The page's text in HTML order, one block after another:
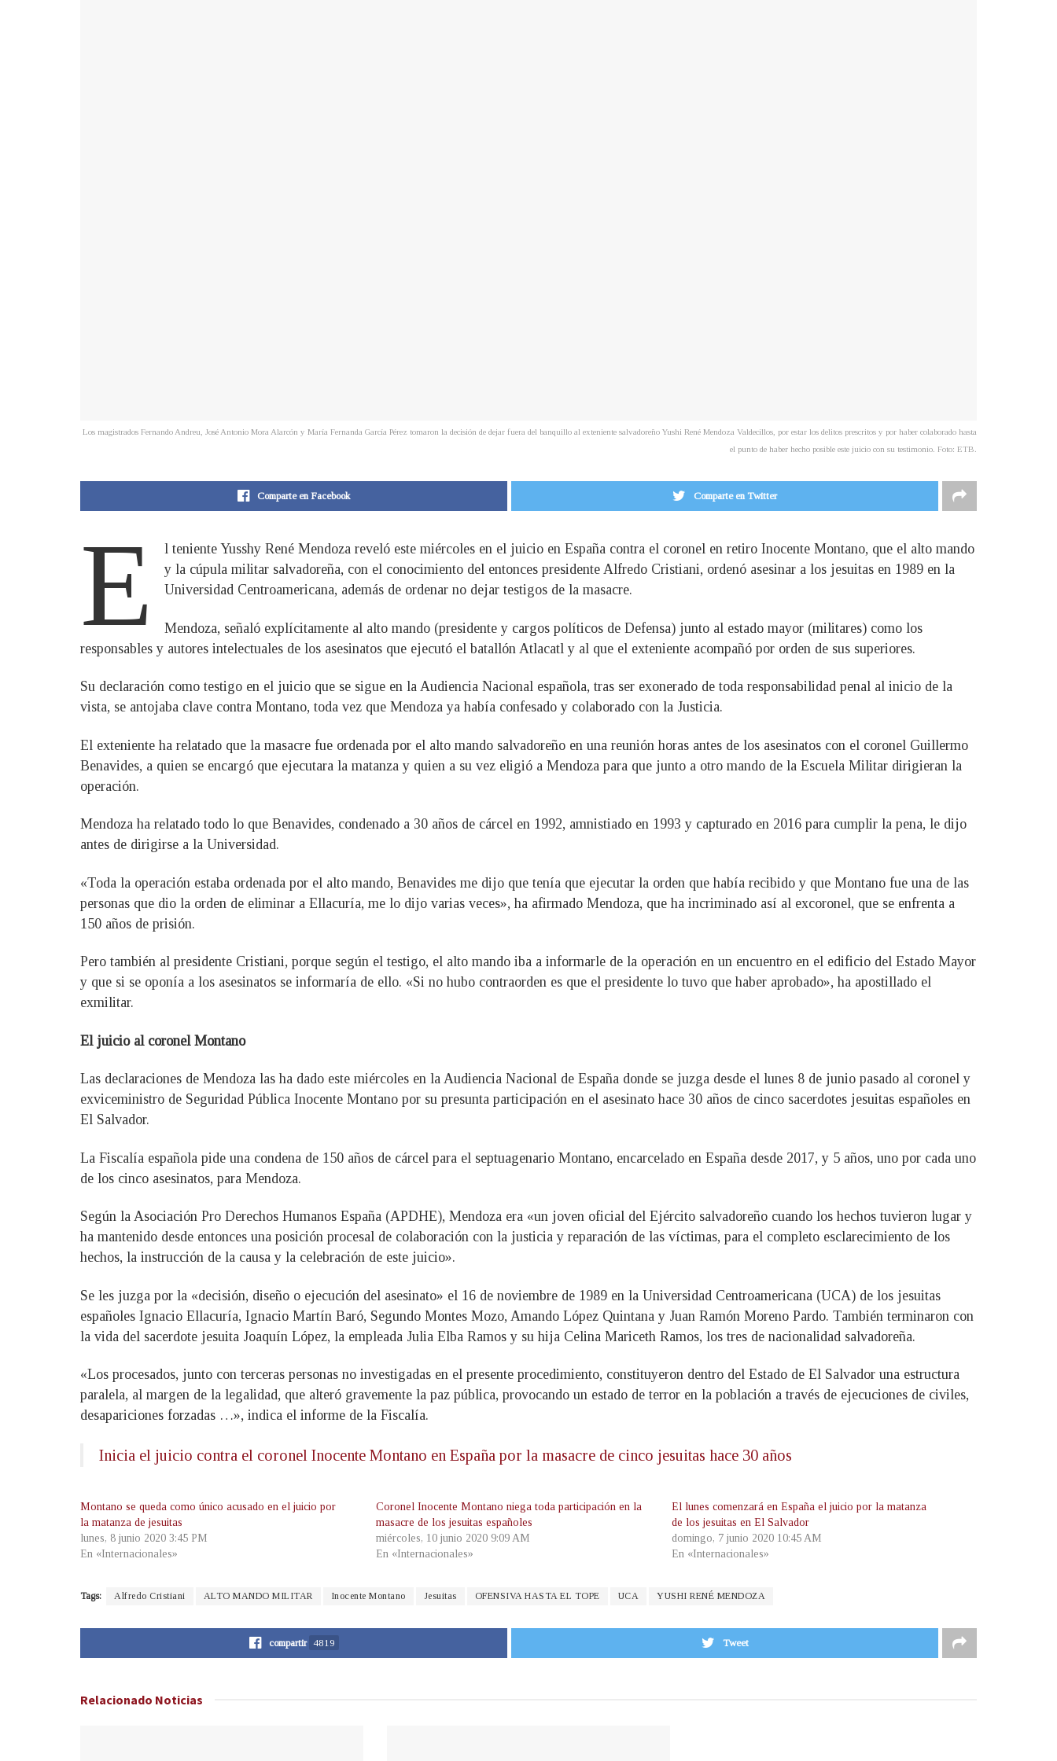
Los magistrados Fernando Andreu, José Antonio Mora Alarcón y María Fernanda García Pérez tomaron la decisión de dejar fuera del banquillo al exteniente salvadoreño Yushi René Mendoza Valdecillos, por estar los delitos prescritos y por haber colaborado hasta
el punto de haber hecho posible este juicio con su testimonio. Foto: ETB.
Comparte en Facebook Comparte en Twitter
E
l teniente Yusshy René Mendoza reveló este miércoles en el juicio en España contra el coronel en retiro Inocente Montano, que el alto mando
y la cúpula militar salvadoreña, con el conocimiento del entonces presidente Alfredo Cristiani, ordenó asesinar a los jesuitas en 1989 en la
Universidad Centroamericana, además de ordenar no dejar testigos de la masacre.
Mendoza, señaló explícitamente al alto mando (presidente y cargos políticos de Defensa) junto al estado mayor (militares) como los
responsables y autores intelectuales de los asesinatos que ejecutó el batallón Atlacatl y al que el exteniente acompañó por orden de sus superiores.
Su declaración como testigo en el juicio que se sigue en la Audiencia Nacional española, tras ser exonerado de toda responsabilidad penal al inicio de la
vista, se antojaba clave contra Montano, toda vez que Mendoza ya había confesado y colaborado con la Justicia.
El exteniente ha relatado que la masacre fue ordenada por el alto mando salvadoreño en una reunión horas antes de los asesinatos con el coronel Guillermo
Benavides, a quien se encargó que ejecutara la matanza y quien a su vez eligió a Mendoza para que junto a otro mando de la Escuela Militar dirigieran la
operación.
Mendoza ha relatado todo lo que Benavides, condenado a 30 años de cárcel en 1992, amnistiado en 1993 y capturado en 2016 para cumplir la pena, le dijo
antes de dirigirse a la Universidad.
«Toda la operación estaba ordenada por el alto mando, Benavides me dijo que tenía que ejecutar la orden que había recibido y que Montano fue una de las
personas que dio la orden de eliminar a Ellacuría, me lo dijo varias veces», ha afirmado Mendoza, que ha incriminado así al excoronel, que se enfrenta a
150 años de prisión.
Pero también al presidente Cristiani, porque según el testigo, el alto mando iba a informarle de la operación en un encuentro en el edificio del Estado Mayor
y que si se oponía a los asesinatos se informaría de ello. «Si no hubo contraorden es que el presidente lo tuvo que haber aprobado», ha apostillado el
exmilitar.
El juicio al coronel Montano
Las declaraciones de Mendoza las ha dado este miércoles en la Audiencia Nacional de España donde se juzga desde el lunes 8 de junio pasado al coronel y
exviceministro de Seguridad Pública Inocente Montano por su presunta participación en el asesinato hace 30 años de cinco sacerdotes jesuitas españoles en
El Salvador.
La Fiscalía española pide una condena de 150 años de cárcel para el septuagenario Montano, encarcelado en España desde 2017, y 5 años, uno por cada uno
de los cinco asesinatos, para Mendoza.
Según la Asociación Pro Derechos Humanos España (APDHE), Mendoza era «un joven oficial del Ejército salvadoreño cuando los hechos tuvieron lugar y
ha mantenido desde entonces una posición procesal de colaboración con la justicia y reparación de las víctimas, para el completo esclarecimiento de los
hechos, la instrucción de la causa y la celebración de este juicio».
Se les juzga por la «decisión, diseño o ejecución del asesinato» el 16 de noviembre de 1989 en la Universidad Centroamericana (UCA) de los jesuitas
españoles Ignacio Ellacuría, Ignacio Martín Baró, Segundo Montes Mozo, Amando López Quintana y Juan Ramón Moreno Pardo. También terminaron con
la vida del sacerdote jesuita Joaquín López, la empleada Julia Elba Ramos y su hija Celina Mariceth Ramos, los tres de nacionalidad salvadoreña.
«Los procesados, junto con terceras personas no investigadas en el presente procedimiento, constituyeron dentro del Estado de El Salvador una estructura
paralela, al margen de la legalidad, que alteró gravemente la paz pública, provocando un estado de terror en la población a través de ejecuciones de civiles,
desapariciones forzadas …», indica el informe de la Fiscalía.
Inicia el juicio contra el coronel Inocente Montano en España por la masacre de cinco jesuitas hace 30 años
Montano se queda como único acusado en el juicio por
la matanza de jesuitas
lunes, 8 junio 2020 3:45 PM
En «Internacionales»
Coronel Inocente Montano niega toda participación en la
masacre de los jesuitas españoles
miércoles, 10 junio 2020 9:09 AM
En «Internacionales»
El lunes comenzará en España el juicio por la matanza
de los jesuitas en El Salvador
domingo, 7 junio 2020 10:45 AM
En «Internacionales»
Tags: Alfredo Cristiani ALTO MANDO MILITAR Inocente Montano Jesuitas OFENSIVA HASTA EL TOPE UCA YUSHI RENÉ MENDOZA
compartir 4819 Tweet
Relacionado Noticias